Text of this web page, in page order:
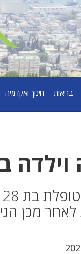
בריאות חינוך ואקדמיה
וילדה
מתקדם, 40 דקות